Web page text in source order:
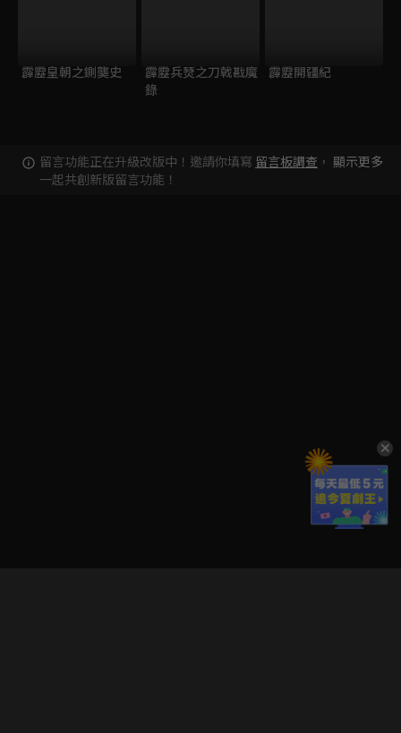
霹靂皇朝之鍘龑史
霹靂兵燹之刀戟戡魔
錄
霹靂開疆紀
留言功能正在升級改版中！邀請你填寫 留言板調查 ，
一起共創新版留言功能！
顯示更多